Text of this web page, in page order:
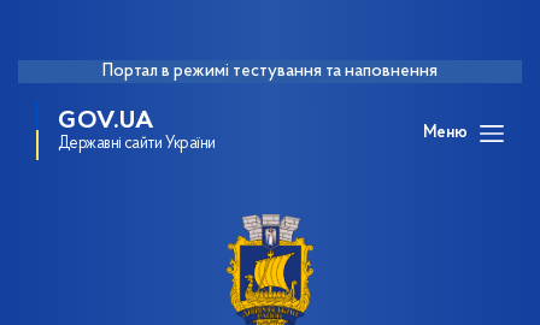
Портал в режимі тестування та наповнення
GOV.UA
Державні сайти України
Меню